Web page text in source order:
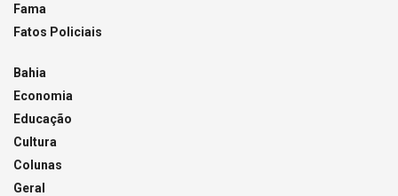
Fama
Fatos Policiais
Bahia
Economia
Educação
Cultura
Colunas
Geral